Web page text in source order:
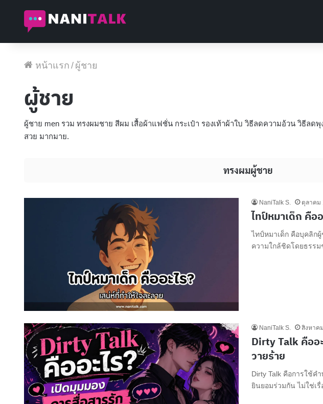
หน้าแรก / ผู้ชาย
ผู้ชาย
ผู้ชาย men รวม ทรงผมชาย สีผม เสื้อผ้าแฟชั่น กระเป๋า รองเท้าผ้าใบ วิธีลดความอ้วน วิธีล
สวย มากมาย.
ทรงผมผู้ชาย
NaniTalk S. ตุลาคม
ไทป์หมาเด็ก คือ
ไทป์หมาเด็ก คือบุคลิก
ความใกล้ชิดโดยธรร
NaniTalk S. สิงหาค
Dirty Talk คืออ
วายร้าย
Dirty Talk คือการใช้ค
ยินยอมร่วมกัน ไม่ใช่เรื่